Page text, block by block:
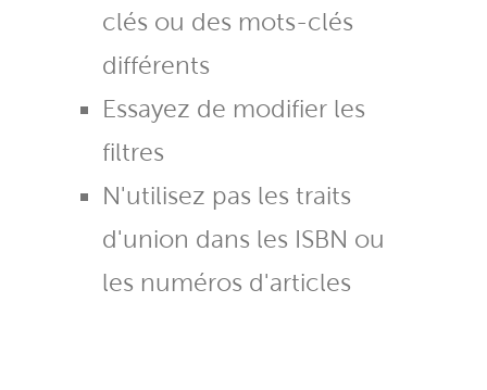
clés ou des mots-clés
différents
Essayez de modifier les
filtres
N'utilisez pas les traits
d'union dans les ISBN ou
les numéros d'articles